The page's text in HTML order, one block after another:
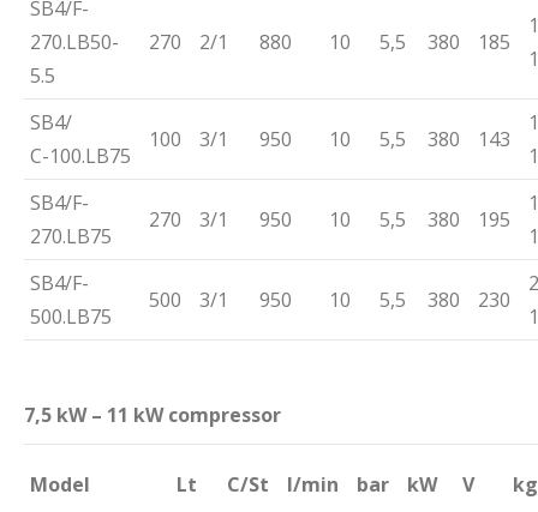
SB4/F-
270.LB50-
5.5
270 2/1 880 10 5,5 380 185
SB4/
С-100.LB75
100 3/1 950 10 5,5 380 143
SB4/F-
270.LB75
270 3/1 950 10 5,5 380 195
SB4/F-
500.LB75
500 3/1 950 10 5,5 380 230
7,5 kW – 11 kW compressor
Model Lt C/St l/min bar kW V kg